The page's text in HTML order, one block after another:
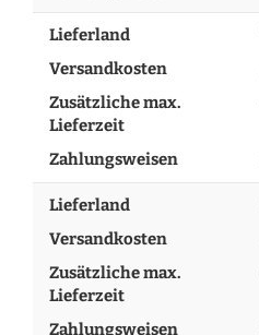
Lieferland
Versandkosten
Zusätzliche max.
Lieferzeit
Zahlungsweisen
Lieferland
Versandkosten
Zusätzliche max.
Lieferzeit
Zahlungsweisen